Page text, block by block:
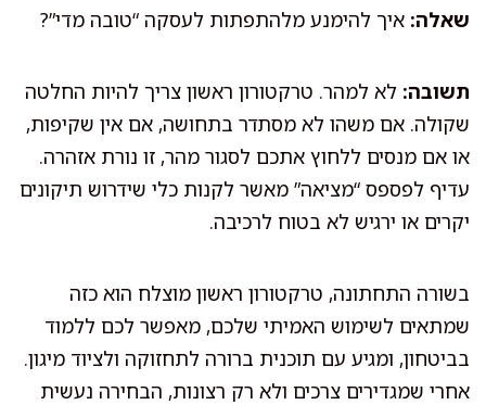
שאלה: איך להימנע מלהתפתות לעסקה “טובה מדי”?
תשובה: לא למהר. טרקטורון ראשון צריך להיות החלטה
שקולה. אם משהו לא מסתדר בתחושה, אם אין שקיפות,
או אם מנסים ללחוץ אתכם לסגור מהר, זו נורת אזהרה.
עדיף לפספס “מציאה” מאשר לקנות כלי שידרוש תיקונים
יקרים או ירגיש לא בטוח לרכיבה.
בשורה התחתונה, טרקטורון ראשון מוצלח הוא כזה
שמתאים לשימוש האמיתי שלכם, מאפשר לכם ללמוד
בביטחון, ומגיע עם תוכנית ברורה לתחזוקה ולציוד מיגון.
אחרי שמגדירים צרכים ולא רק רצונות, הבחירה נעשית